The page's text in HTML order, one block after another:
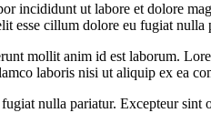
incididunt ut labore et dolore
esse cillum dolore eu fugiat nulla
mollit anim id est laborum.
laboris nisi ut aliquip ex ea
nulla pariatur. Excepteur